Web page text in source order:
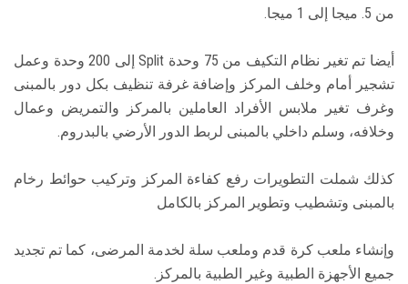
من 5. ميجا إلى 1 ميجا.
أيضا تم تغير نظام التكيف من 75 وحدة Split إلى 200 وحدة وعمل
تشجير أمام وخلف المركز وإضافة غرفة تنظيف بكل دور بالمبنى
وغرف تغير ملابس الأفراد العاملين بالمركز والتمريض وعمال
وخلافه، وسلم داخلي بالمبنى لربط الدور الأرضي بالبدروم.
كذلك شملت التطويرات رفع كفاءة المركز وتركيب حوائط رخام
بالمبنى وتشطيب وتطوير المركز بالكامل
وإنشاء ملعب كرة قدم وملعب سلة لخدمة المرضى، كما تم تجديد
جميع الأجهزة الطبية وغير الطبية بالمركز.